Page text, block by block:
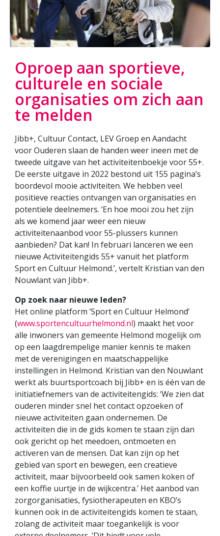
Oproep aan sportieve,
culturele en sociale
organisaties om zich aan
te melden
Jibb+, Cultuur Contact, LEV Groep en Aandacht
voor Ouderen slaan de handen weer ineen met de
tweede uitgave van het activiteitenboekje voor 55+.
De eerste uitgave in 2022 bestond uit 155 pagina’s
boordevol mooie activiteiten. We hebben veel
positieve reacties ontvangen van organisaties en
potentiele deelnemers. ‘En hoe mooi zou het zijn
als we komend jaar weer een nieuw
activiteitenaanbod voor 55-plussers kunnen
aanbieden? Dat kan! In februari lanceren we een
nieuwe Activiteitengids 55+ vanuit het platform
Sport en Cultuur Helmond.’, vertelt Kristian van den
Nouwlant van Jibb+.
Op zoek naar nieuwe leden?
Het online platform ‘Sport en Cultuur Helmond’
(www.sportencultuurhelmond.nl) maakt het voor
alle inwoners van gemeente Helmond mogelijk om
op een laagdrempelige manier kennis te maken
met de verenigingen en maatschappelijke
instellingen in Helmond. Kristian van den Nouwlant
werkt als buurtsportcoach bij Jibb+ en is één van de
initiatiefnemers van de activiteitengids: ‘We zien dat
ouderen minder snel het contact opzoeken of
nieuwe activiteiten gaan ondernemen. De
activiteiten die in de gids komen te staan zijn dan
ook gericht op het meedoen, ontmoeten en
activeren van de mensen. Dat kan zijn op het
gebied van sport en bewegen, een creatieve
activiteit, maar bijvoorbeeld ook samen koken of
een koffie uurtje in de wijkcentra.’ Het aanbod van
zorgorganisaties, fysiotherapeuten en KBO’s
kunnen ook in de activiteitengids komen te staan,
zolang de activiteit maar toegankelijk is voor